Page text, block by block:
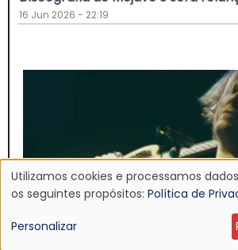
16 Jun 2026 - 22:19
Uso
de
Utilizamos cookies e processamos
os seguintes propósitos: Política de
Personalizar